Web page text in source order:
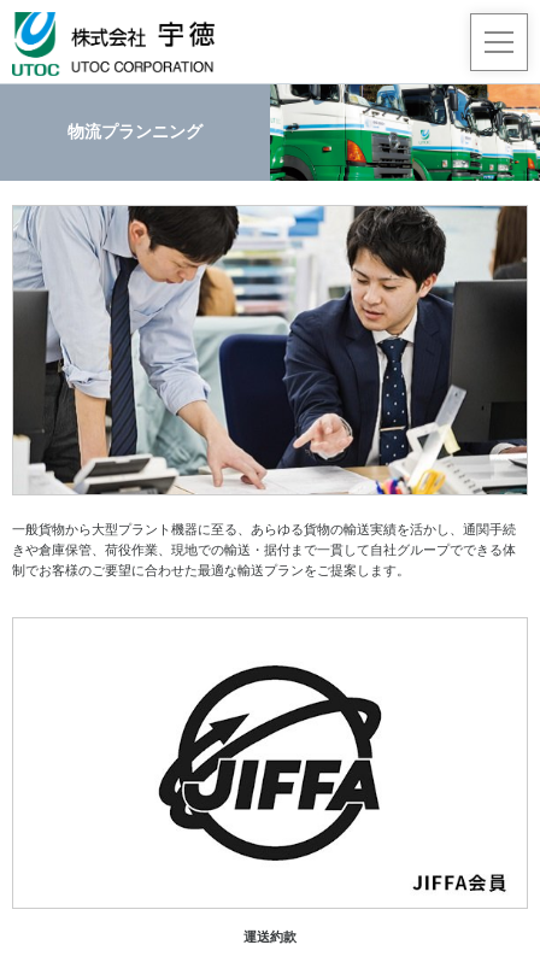
企業
採用
JA/EN
物流プランニング
一般貨物から大型プラント機器に至る、あらゆる貨物の輸送実績を活かし、通関手続
きや倉庫保管、荷役作業、現地での輸送・据付まで一貫して自社グループでできる体
制でお客様のご要望に合わせた最適な輸送プランをご提案します。
運送約款